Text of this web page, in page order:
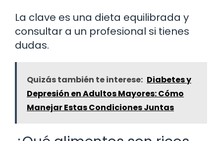
La clave es una dieta equilibrada y
consultar a un profesional si tienes
dudas.
Quizás también te interese: Diabetes y
Depresión en Adultos Mayores: Cómo
Manejar Estas Condiciones Juntas